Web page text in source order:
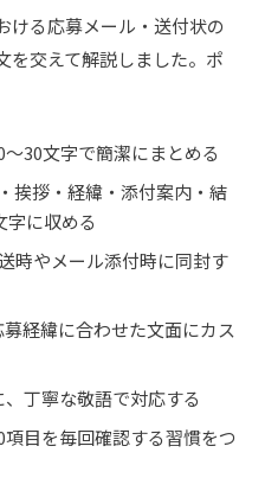
る応募メール・送付状の
を交えて解説しました。ポ
30文字で簡潔にまとめる
挨拶・経緯・添付案内・結
字に収める
時やメール添付時に同封す
経緯に合わせた文面にカス
丁寧な敬語で対応する
項目を毎回確認する習慣をつ